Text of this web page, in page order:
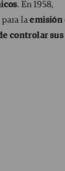
. En 1958,
laemisión
controlar sus